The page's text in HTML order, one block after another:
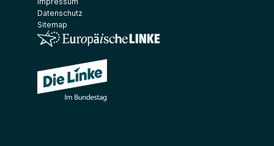
Datenschutz
Sitemap
(Link öffnet ein neues Fenster)